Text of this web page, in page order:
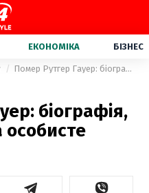
ЕКОНОМІКА БІЗНЕС
Помер Рутгер Гауер: біографія, фільмографія та особисте життя актора
біографія,
особисте